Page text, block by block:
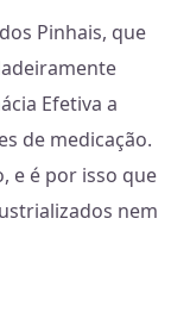
Pinhais, que
Efetiva a
de medicação.
e é por isso que
nem